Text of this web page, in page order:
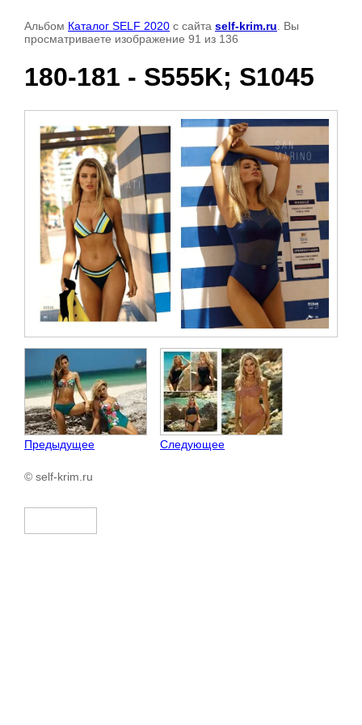
Альбом Каталог SELF 2020 с сайта self-krim.ru . Вы
просматриваете изображение 91 из 136
180-181 - S555K; S1045
Предыдущее Следующее
© self-krim.ru